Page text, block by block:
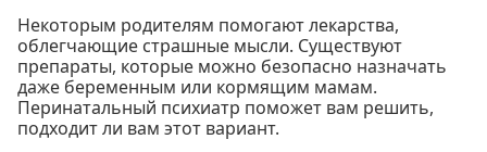
Некоторым родителям помогают лекарства,
облегчающие страшные мысли. Существуют
препараты, которые можно безопасно назначать
даже беременным или кормящим мамам.
Перинатальный психиатр поможет вам решить,
подходит ли вам этот вариант.